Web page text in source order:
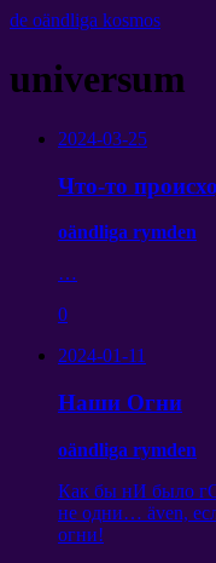
de oändliga kosmos
universum
2024-03-25
Что-то
oändliga rymden
…
0
2024-01-11
Наши Огни
oändliga rymden
Как бы нИ было
не одни… även,
огни!